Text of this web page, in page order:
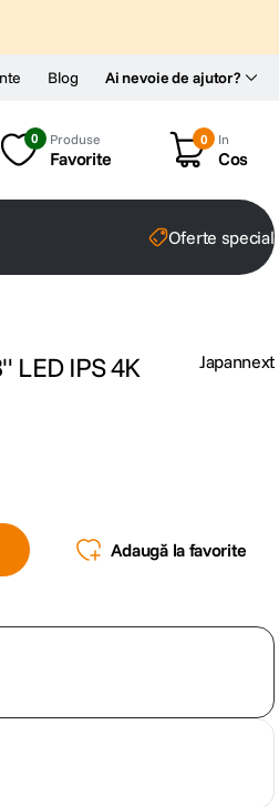
Ai nevoie de ajutor?
Blog
0 Produse
Favorite
0 In
Cos
Oferte
LED IPS 4K
Japannext
Adaugă la favorite